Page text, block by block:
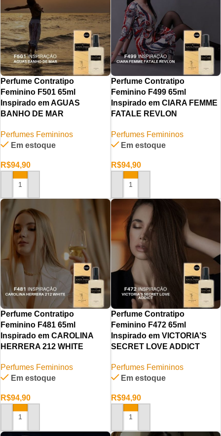
Perfume Contratipo
Feminino F501 65ml
Inspirado em AGUAS
BANHO DE MAR
Perfumes Femininos
Em estoque
R$94,90
ADICIONAR AO CARRINHO
Perfume Contratipo
Feminino F499 65ml
Inspirado em CIARA FEMME
FATALE REVLON
Perfumes Femininos
Em estoque
R$94,90
ADICIONAR AO CARRINHO
Perfume Contratipo
Feminino F481 65ml
Inspirado em CAROLINA
HERRERA 212 WHITE
Perfumes Femininos
Em estoque
R$94,90
ADICIONAR AO CARRINHO
Perfume Contratipo
Feminino F472 65ml
Inspirado em VICTORIA’S
SECRET LOVE ADDICT
Perfumes Femininos
Em estoque
R$94,90
ADICIONAR AO CARRINHO